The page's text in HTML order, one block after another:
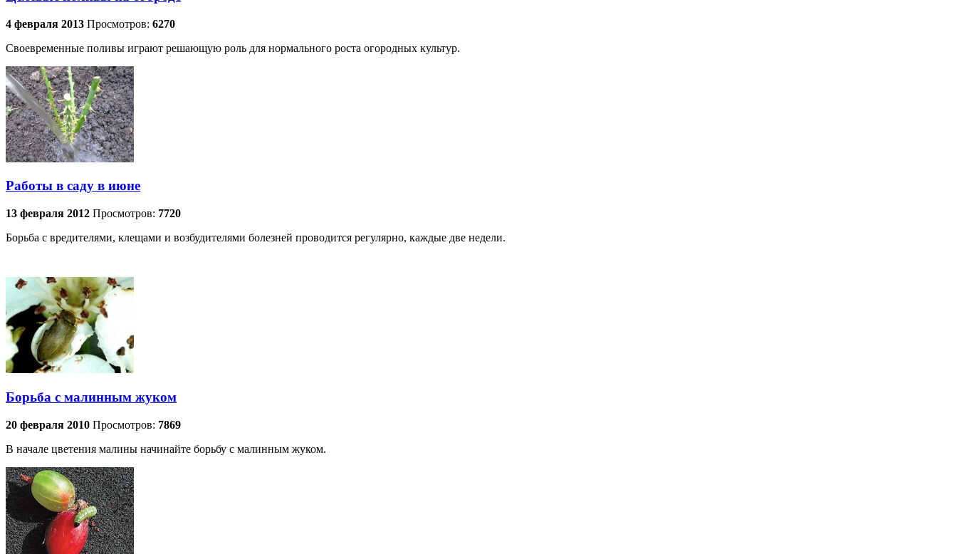
4 февраля 2013 Просмотров: 6270
Своевременные поливы играют решающую роль для нормального роста огородных культур.
Работы в саду в июне
13 февраля 2012 Просмотров: 7720
Борьба с вредителями, клещами и возбудителями болезней проводится регулярно, каждые две недели.
Борьба с малинным жуком
20 февраля 2010 Просмотров: 7869
В начале цветения малины начинайте борьбу с малинным жуком.